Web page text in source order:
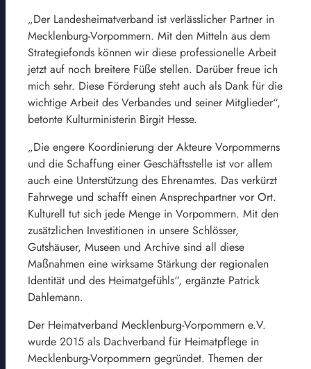
„Der Landesheimatverband ist verlässlicher Partner in
Mecklenburg-Vorpommern. Mit den Mitteln aus dem
Strategiefonds können wir diese professionelle Arbeit
jetzt auf noch breitere Füße stellen. Darüber freue ich
mich sehr. Diese Förderung steht auch als Dank für die
wichtige Arbeit des Verbandes und seiner Mitglieder“,
betonte Kulturministerin Birgit Hesse.
„Die engere Koordinierung der Akteure Vorpommerns
und die Schaffung einer Geschäftsstelle ist vor allem
auch eine Unterstützung des Ehrenamtes. Das verkürzt
Fahrwege und schafft einen Ansprechpartner vor Ort.
Kulturell tut sich jede Menge in Vorpommern. Mit den
zusätzlichen Investitionen in unsere Schlösser,
Gutshäuser, Museen und Archive sind all diese
Maßnahmen eine wirksame Stärkung der regionalen
Identität und des Heimatgefühls“, ergänzte Patrick
Dahlemann.
Der Heimatverband Mecklenburg-Vorpommern e.V.
wurde 2015 als Dachverband für Heimatpflege in
Mecklenburg-Vorpommern gegründet. Themen der